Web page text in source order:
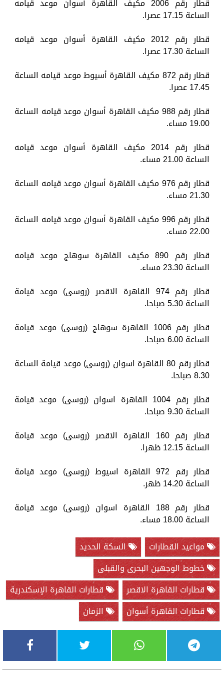
قطار رقم 2006 مكيف القاهرة أسوان موعد قيامه
الساعة 17.15 عصرا.
قطار رقم 2012 مكيف القاهرة أسوان موعد قيامه
الساعة 17.30 عصرا.
قطار رقم 872 مكيف القاهرة أسيوط موعد قيامه الساعة
17.45 عصرا.
قطار رقم 988 مكيف القاهرة أسوان موعد قيامه الساعة
19.00 مساء.
قطار رقم 2014 مكيف القاهرة أسوان موعد قيامه
الساعة 21.00 مساء.
قطار رقم 976 مكيف القاهرة أسوان موعد قيامه الساعة
21.30 مساء.
قطار رقم 996 مكيف القاهرة أسوان موعد قيامه الساعة
22.00 مساء.
قطار رقم 890 مكيف القاهرة سوهاج موعد قيامه
الساعة 23.30 مساء.
قطار رقم 974 القاهرة الاقصر (روسى) موعد قيامة
الساعة 5.30 صباحا.
قطار رقم 1006 القاهرة سوهاج (روسى) موعد قيامة
الساعة 6.00 صباحا.
قطار رقم 80 القاهرة اسوان (روسى) موعد قيامة الساعة
8.30 صباحا.
قطار رقم 1004 القاهرة اسوان (روسى) موعد قيامة
الساعة 9.30 صباحا.
قطار رقم 160 القاهرة الاقصر (روسى) موعد قيامة
الساعة 12.15 ظهرا.
قطار رقم 972 القاهرة اسيوط (روسى) موعد قيامة
الساعة 14.20 ظهر.
قطار رقم 188 القاهرة اسوان (روسى) موعد قيامة
الساعة 18.00 مساء.
مواعيد القطارات
السكة الحديد
خطوط الوجهين البحرى والقبلى
قطارات القاهرة الاقصر
قطارات القاهرة الإسكندرية
قطارات القاهرة أسوان
الزمان